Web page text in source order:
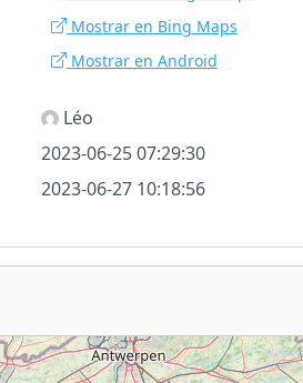
Mostrar en Bing Maps
Mostrar en Android
Léo
2023-06-25 07:29:30
2023-06-27 10:18:56